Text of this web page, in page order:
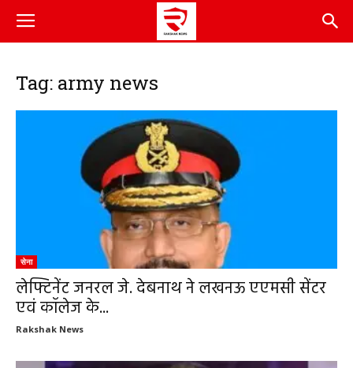
Tag: army news
सेना
लेफ्टिनेंट जनरल जे. देबनाथ ने लखनऊ एएमसी सेंटर
एवं कॉलेज के...
Rakshak News